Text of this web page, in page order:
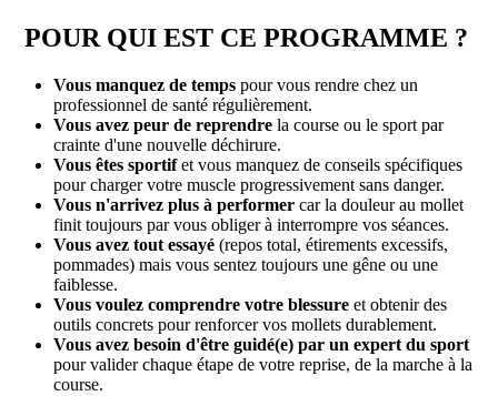
POUR QUI EST CE PROGRAMME ?
Vous manquez de temps pour vous rendre chez un
professionnel de santé régulièrement.
Vous avez peur de reprendre la course ou le sport par
crainte d'une nouvelle déchirure.
Vous êtes sportifet vous manquez de conseils spécifiques
pour charger votre muscle progressivement sans danger.
Vous n'arrivez plus à performer car la douleur au mollet
finit toujours par vous obliger à interrompre vos séances.
Vous avez tout essayé (repos total, étirements excessifs,
pommades) mais vous sentez toujours une gêne ou une
faiblesse.
Vous voulez comprendre votre blessure et obtenir des
outils concrets pour renforcer vos mollets durablement.
Vous avez besoin d'être guidé(e) par un expert du sport
pour valider chaque étape de votre reprise, de la marche à la
course.